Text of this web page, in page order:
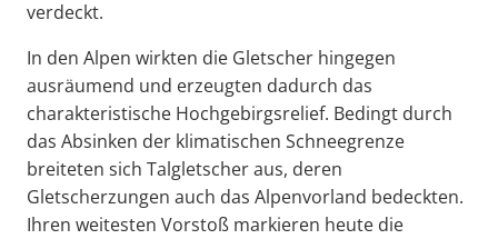
verdeckt.
In den Alpen wirkten die Gletscher hingegen
ausräumend und erzeugten dadurch das
charakteristische Hochgebirgsrelief. Bedingt durch
das Absinken der klimatischen Schneegrenze
breiteten sich Talgletscher aus, deren
Gletscherzungen auch das Alpenvorland bedeckten.
Ihren weitesten Vorstoß markieren heute die